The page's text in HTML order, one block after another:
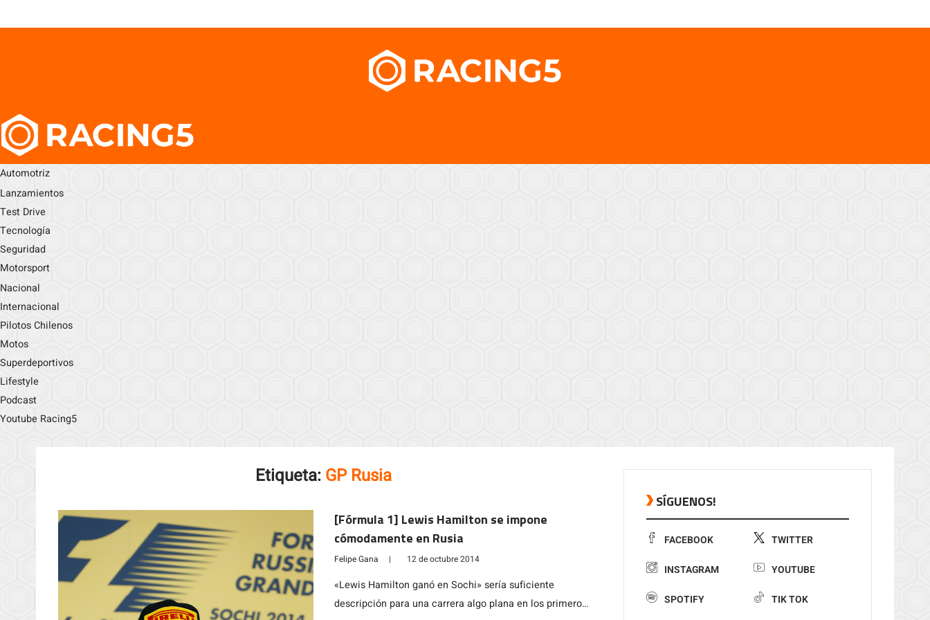
Automotriz
Lanzamientos
Test Drive
Tecnología
Seguridad
Motorsport
Nacional
Internacional
Pilotos Chilenos
Motos
Superdeportivos
Lifestyle
Podcast
Youtube Racing5
Etiqueta: GP Rusia
[Fórmula 1] Lewis Hamilton se impone
cómodamente en Rusia
Felipe Gana | 12 de octubre 2014
«Lewis Hamilton ganó en Sochi» sería suficiente
descripción para una carrera algo plana en los primeros
SÍGUENOS!
FACEBOOK TWITTER
INSTAGRAM YOUTUBE
SPOTIFY TIK TOK